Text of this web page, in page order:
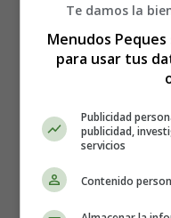
Recetas
Listas en
Minutos
Te damos la
Menudos
para usar tus
Publicidad
publicidad,
servicios
Contenido